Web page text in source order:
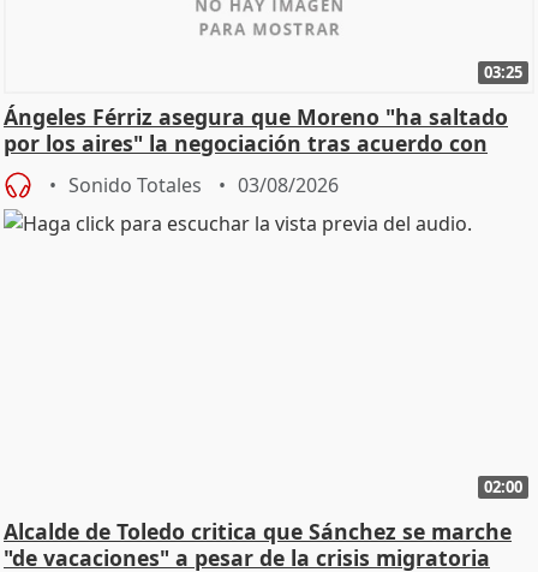
03:25
Ángeles Férriz asegura que Moreno "ha saltado
por los aires" la negociación tras acuerdo con
SMA
Sonido Totales 03/08/2026
02:00
Alcalde de Toledo critica que Sánchez se marche
"de vacaciones" a pesar de la crisis migratoria